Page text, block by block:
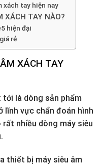
xách tay hiện nay
XÁCH TAY NÀO?
hiện đại
rẻ
XÁCH TAY
là dòng sản phẩm
lĩnh vực chẩn đoán hình
nhiều dòng máy siêu
thiết bị máy siêu âm